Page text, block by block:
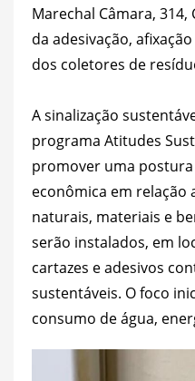
Marechal Câmara,
da adesivação,
dos coletores de
A sinalização
programa Atitudes
promover uma
econômica em relação
naturais, materiais e
serão instalados, em
cartazes e adesivos
sustentáveis. O foco
consumo de água,